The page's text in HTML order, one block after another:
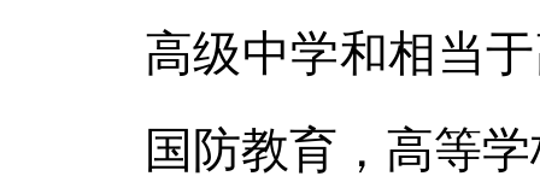
高级中学和相当
国防教育，高等